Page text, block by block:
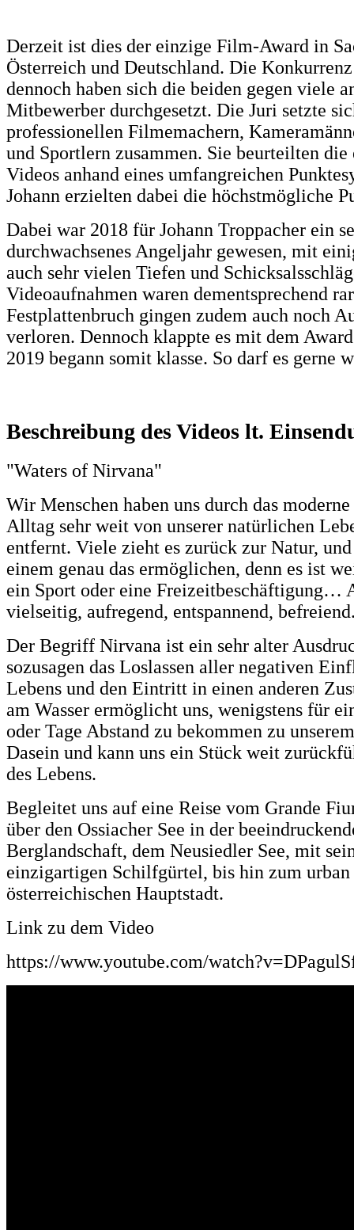
Derzeit ist dies der einzige Film-Award in
Österreich und Deutschland. Die
dennoch haben sich die beiden gegen viele
Mitbewerber durchgesetzt. Die Juri setzte
professionellen Filmemachern,
und Sportlern zusammen. Sie beurteilten die
Videos anhand eines umfangreichen
Johann erzielten dabei die höchstmögliche
Dabei war 2018 für Johann Troppacher ein
durchwachsenes Angeljahr gewesen, mit
auch sehr vielen Tiefen und
Videoaufnahmen waren dementsprechend
Festplattenbruch gingen zudem auch noch
verloren. Dennoch klappte es mit dem
2019 begann somit klasse. So darf es gerne
Beschreibung des Videos lt.
"Waters of Nirvana"
Wir Menschen haben uns durch das
Alltag sehr weit von unserer natürlichen
entfernt. Viele zieht es zurück zur Natur,
einem genau das ermöglichen, denn es ist
ein Sport oder eine Freizeitbeschäftigung…
vielseitig, aufregend, entspannend,
Der Begriff Nirvana ist ein sehr alter
sozusagen das Loslassen aller negativen
Lebens und den Eintritt in einen anderen
am Wasser ermöglicht uns, wenigstens für
oder Tage Abstand zu bekommen zu
Dasein und kann uns ein Stück weit
des Lebens.
Begleitet uns auf eine Reise vom Grande
über den Ossiacher See in der
Berglandschaft, dem Neusiedler See, mit
einzigartigen Schilfgürtel, bis hin zum
österreichischen Hauptstadt.
Link zu dem Video
https://www.youtube.com/